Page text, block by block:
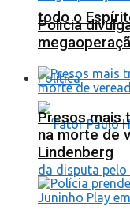
todo o
Política
Polícia
Presos mais
na morte de
Lindenberg